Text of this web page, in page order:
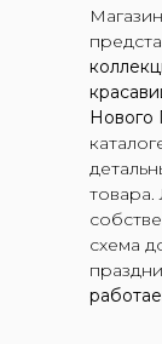
Нового
схема